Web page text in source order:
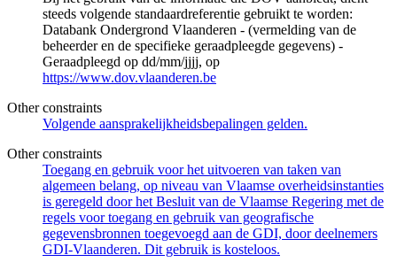
steeds volgende standaardreferentie gebruikt te worden:
Databank Ondergrond Vlaanderen - (vermelding van de
beheerder en de specifieke geraadpleegde gegevens) -
Geraadpleegd op dd/mm/jjjj, op
https://www.dov.vlaanderen.be
Other constraints
Volgende aansprakelijkheidsbepalingen gelden.
Other constraints
Toegang en gebruik voor het uitvoeren van taken van
algemeen belang, op niveau van Vlaamse overheidsinstanties
is geregeld door het Besluit van de Vlaamse Regering met de
regels voor toegang en gebruik van geografische
gegevensbronnen toegevoegd aan de GDI, door deelnemers
GDI-Vlaanderen. Dit gebruik is kosteloos.